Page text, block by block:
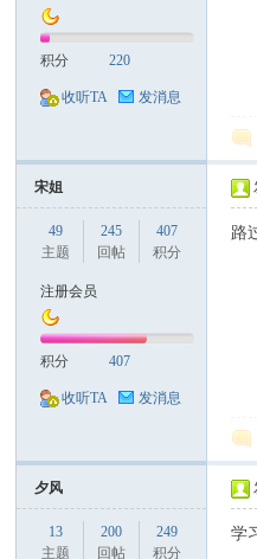
积分 220
收听TA 发消息
宋姐
49
主题
245
回帖
407
积分
注册会员
积分 407
收听TA 发消息
路
夕风
13
主题
200
回帖
249
积分
学